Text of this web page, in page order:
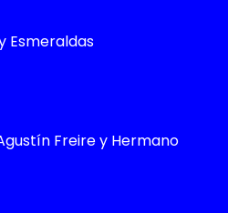
Esmeraldas
Freire y Hermano